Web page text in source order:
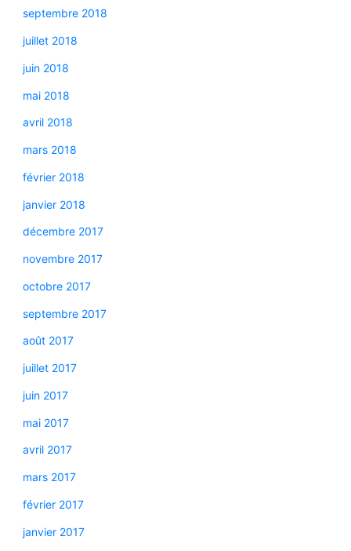
septembre 2018
juillet 2018
juin 2018
mai 2018
avril 2018
mars 2018
février 2018
janvier 2018
décembre 2017
novembre 2017
octobre 2017
septembre 2017
août 2017
juillet 2017
juin 2017
mai 2017
avril 2017
mars 2017
février 2017
janvier 2017